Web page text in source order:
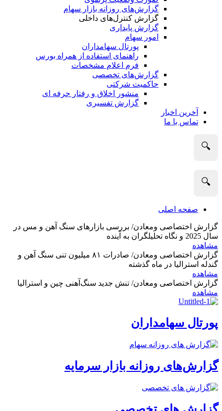
گزارش‌های روزانه بازار سهام
گزارش کنترل‌های داخلی
گزارش پایداری
امور سهام
پورتال سهامداران
راهنمای استفاده از همراه بورس
فرم اعلام مشخصات
گزارش‌های تخصصی
حاکمیت شرکتی
منشور اخلاق و رفتار حرفه­ ای
گزارش تفسیری
آخرین اخبار
تماس با ما
🔍
🔍
صفحه اصلی
گزارش اختصاصی ومعادن/ بررسی بازارهای سنگ آهن و مس در
سال 2025 و نگاه تحلیلگران به آینده
مشاهده
گزارش اختصاصی ومعادن/ صادرات ۸۱ میلیون تنی سنگ آهن و
گندله استرالیا در ماه گذشته
مشاهده
گزارش اختصاصی ومعادن/ تنش جدید سنگ‌آهنی چین و استرالیا
مشاهده
پورتال سهامداران
گزارش‌های روزانه بازار سرمایه